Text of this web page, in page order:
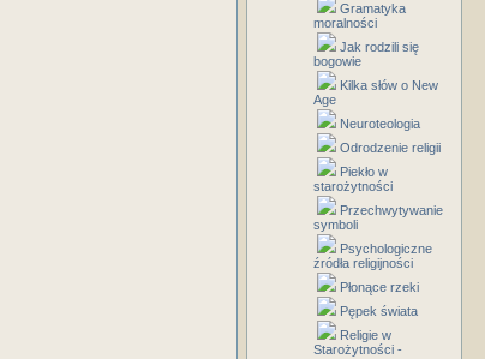
Gramatyka
moralności
Jak rodzili się
bogowie
Kilka słów o New
Age
Neuroteologia
Odrodzenie religii
Piekło w
starożytności
Przechwytywanie
symboli
Psychologiczne
źródła religijności
Płonące rzeki
Pępek świata
Religie w
Starożytności -